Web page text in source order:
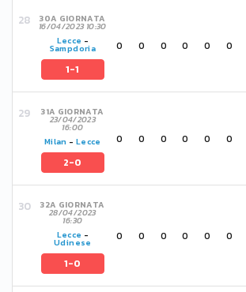
30A GIORNATA
16/04/2023 10:30
Lecce -
Sampdoria
1-1
0 0 0 0 0 0
31A GIORNATA
23/04/2023
16:00
Milan - Lecce
2-0
0 0 0 0 0 0
32A GIORNATA
28/04/2023
16:30
Lecce -
Udinese
1-0
0 0 0 0 0 0